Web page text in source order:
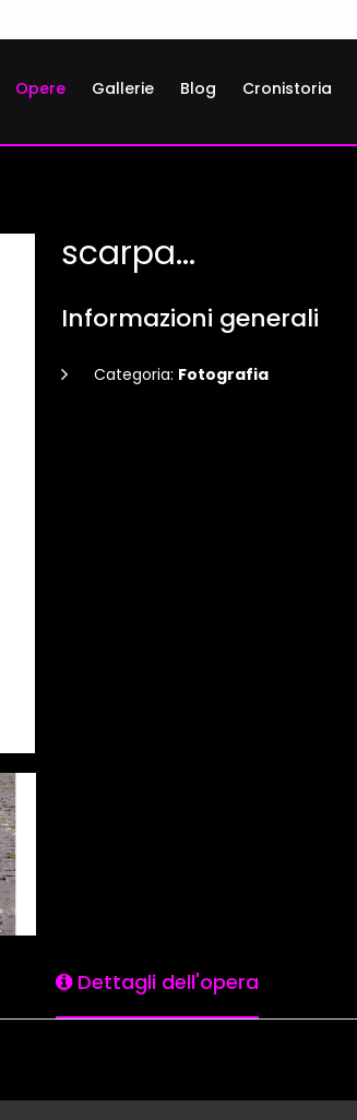
Opere Gallerie Blog Cronistoria
scarpa...
Informazioni generali
Categoria: Fotografia
Dettagli dell'opera